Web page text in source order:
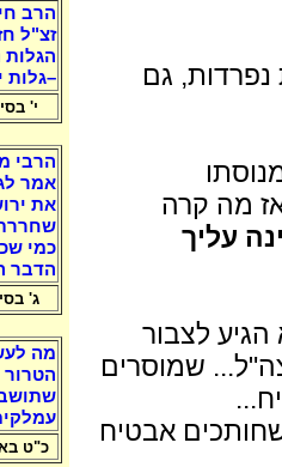
נפרדות, גם
מה קרה
עליך
לצבור
צה"ל... שמוסרים
אבטיח
הרב
זצ"ל
י' בסיון/
הרבי
אמר
את
כמי
הדבר
ג' בסיון/
מה
הטרור
כ"ט באייר/